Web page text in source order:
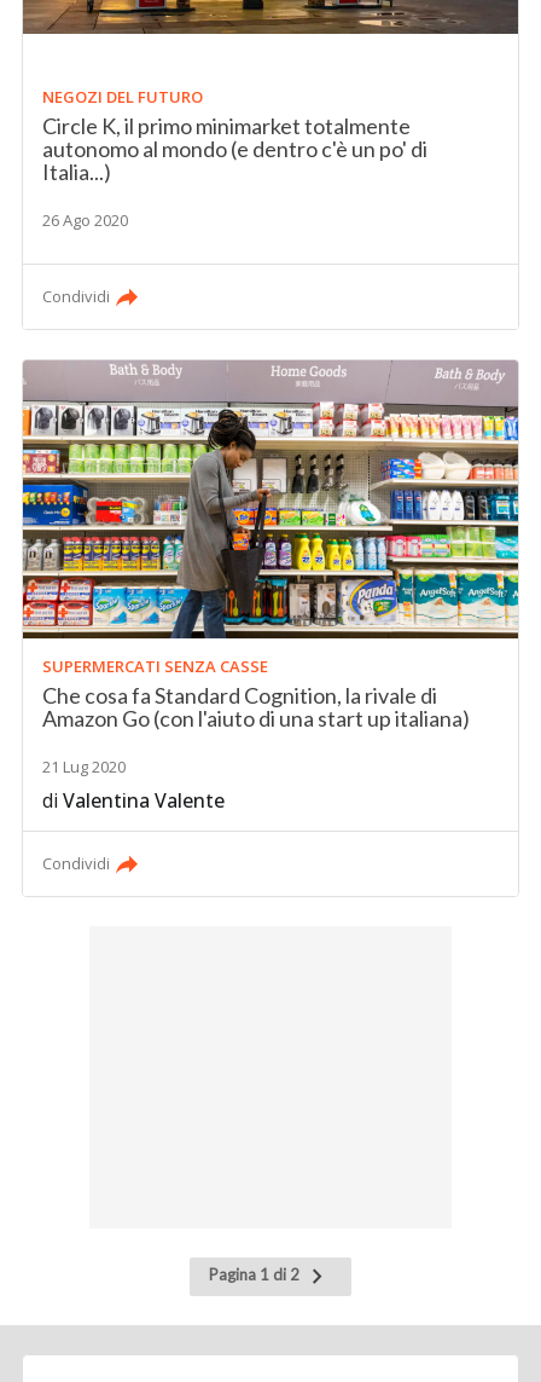
NEGOZI DEL FUTURO
Circle K, il primo minimarket totalmente
autonomo al mondo (e dentro c'è un po' di
Italia...)
26 Ago 2020
Condividi
SUPERMERCATI SENZA CASSE
Che cosa fa Standard Cognition, la rivale di
Amazon Go (con l'aiuto di una start up italiana)
21 Lug 2020
diValentina Valente
Condividi
Pagina 1 di 2
Pagina
successiva